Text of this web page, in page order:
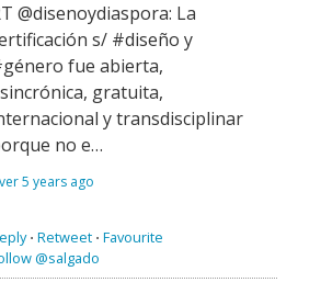
@disenoydiaspora: La
s/ #diseño y
fue abierta,
gratuita,
y transdisciplinar
no e…
5 years ago
⋅ Retweet ⋅ Favourite
@salgado